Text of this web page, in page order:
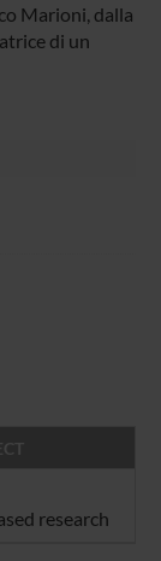
Marioni, dalla
di un
research